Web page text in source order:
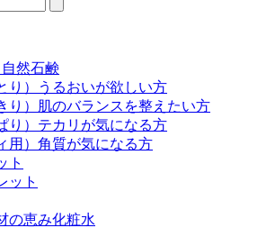
然石鹸
り）うるおいが欲しい方
り）肌のバランスを整えたい方
り）テカリが気になる方
用）角質が気になる方
ト
ット
の恵み化粧水